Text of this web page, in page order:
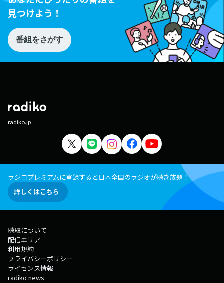
見つけよう！
番組をさがす
radiko.jp
ラジコプレミアムに登録すると日本全国のラジオが聴き放題！
詳しくはこちら
聴取について
配信エリア
利用規約
プライバシーポリシー
ライセンス情報
radiko news